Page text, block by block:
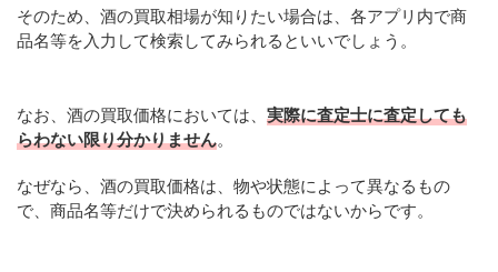
そのため、酒の買取相場が知りたい場合は、各アプリ内で商
品名等を入力して検索してみられるといいでしょう。
なお、酒の買取価格においては、 実際に査定士に査定しても
らわない限り分かりません。
なぜなら、酒の買取価格は、物や状態によって異なるもの
で、商品名等だけで決められるものではないからです。